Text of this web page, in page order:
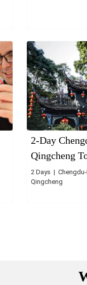
2-Day
Qingcheng
2 Days |
Qingcheng